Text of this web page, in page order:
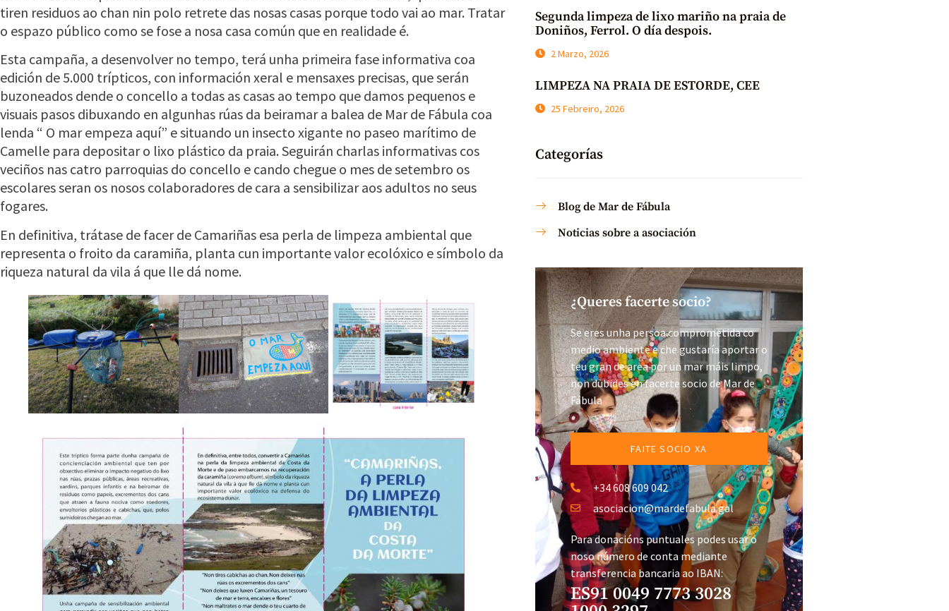
tiren residuos ao chan nin polo retrete das nosas casas porque todo vai ao mar. Tratar
o espazo público como se fose a nosa casa común que en realidade é.
Esta campaña, a desenvolver no tempo, terá unha primeira fase informativa coa
edición de 5.000 trípticos, con información xeral e mensaxes precisas, que serán
buzoneados dende o concello a todas as casas ao tempo que damos pequenos e
visuais pasos dibuxando en algunhas rúas da beiramar a balea de Mar de Fábula coa
lenda “ O mar empeza aquí” e situando un insecto xigante no paseo marítimo de
Camelle para depositar o lixo plástico da praia. Seguirán charlas informativas cos
veciños nas catro parroquias do concello e cando chegue o mes de setembro os
escolares seran os nosos colaboradores de cara a sensibilizar aos adultos no seus
fogares.
En definitiva, trátase de facer de Camariñas esa perla de limpeza ambiental que
representa o froito da caramiña, planta cun importante valor ecolóxico e símbolo da
riqueza natural da vila á que lle dá nome.
Segunda limpeza de lixo mariño na praia de
Doniños, Ferrol. O día despois.
2 Marzo, 2026
LIMPEZA NA PRAIA DE ESTORDE, CEE
25 Febreiro, 2026
Categorías
Blog de Mar de Fábula
Noticias sobre a asociación
¿Queres facerte socio?
Se eres unha persoa comprometida co
medio ambiente e che gustaría aportar o
teu gran de area por un mar máis limpo,
non dubides en facerte socio de Mar de
Fábula
FAITE SOCIO XA
+34 608 609 042
asociacion@mardefabula.gal
Para donacións puntuales podes usar o
noso número de conta mediante
transferencia bancaria ao IBAN:
ES91 0049 7773 3028